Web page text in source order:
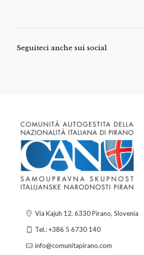
Seguiteci anche sui social
Via Kajuh 12, 6330 Pirano, Slovenia
Tel.: +386 5 6730 140
info@comunitapirano.com